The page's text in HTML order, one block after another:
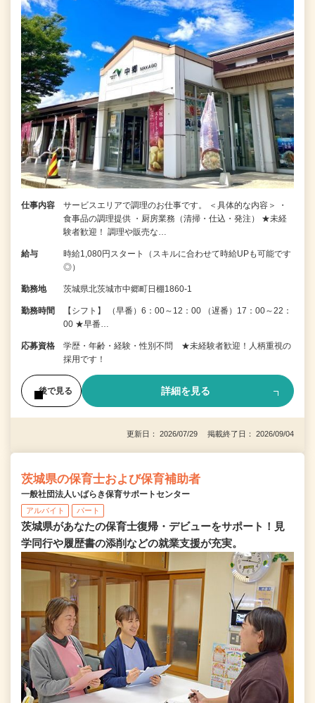
仕事内容
サービスエリアで調理のお仕事です。 ＜具体的な内容＞ ・
食事品の調理提供 ・厨房業務（清掃・仕込・発注） ★未経
験者歓迎！ 調理や販売な…
給与
時給1,080円スタート（スキルに合わせて時給UPも可能です
◎）
勤務地 茨城県北茨城市中郷町日棚1860-1
勤務時間
【シフト】 （早番）6：00～12：00 （遅番）17：00～22：
00 ★早番…
応募資格
学歴・年齢・経験・性別不問 ★未経験者歓迎！人柄重視の
採用です！
後で見る 詳細を見る
更新日： 2026/07/29 掲載終了日： 2026/09/04
茨城県の保育士および保育補助者
一般社団法人いばらき保育サポートセンター
アルバイト パート
茨城県があなたの保育士復帰・デビューをサポート！見
学同行や履歴書の添削などの就業支援が充実。